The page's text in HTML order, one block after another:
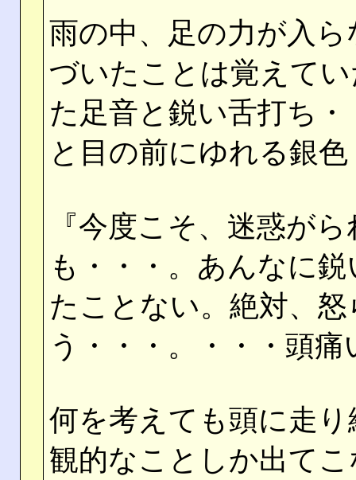
雨の中、足の力が入
づいたことは覚えて
た足音と鋭い舌打ち
と目の前にゆれる銀
『今度こそ、迷惑が
も・・・。あんなに
たことない。絶対、
う・・・。・・・頭
何を考えても頭に走
観的なことしか出て